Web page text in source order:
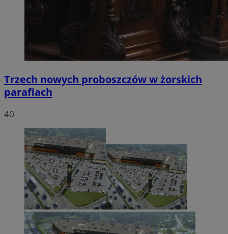
Trzech nowych proboszczów w żorskich
parafiach
40